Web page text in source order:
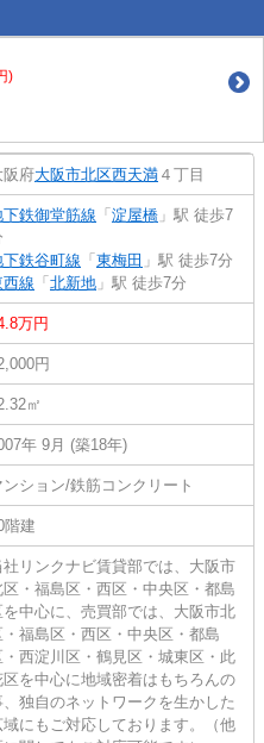
)
阪府大阪市北区西天満 ４丁目
下鉄御堂筋線 「 淀屋橋 」駅 徒歩7
下鉄谷町線 「 東梅田 」駅 徒歩7分
西線 「 北新地 」駅 徒歩7分
万円
円
㎡
年 9月 (築18年)
ンション/鉄筋コンクリート
階建
社リンクナビ賃貸部では、大阪市
区・福島区・西区・中央区・都島
を中心に、売買部では、大阪市北
・福島区・西区・中央区・都島
・西淀川区・鶴見区・城東区・此
区を中心に地域密着はもちろんの
、独自のネットワークを生かした
域にもご対応しております。（他